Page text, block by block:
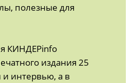
полезные для
КИНДЕРinfo
издания 25
и интервью, а в